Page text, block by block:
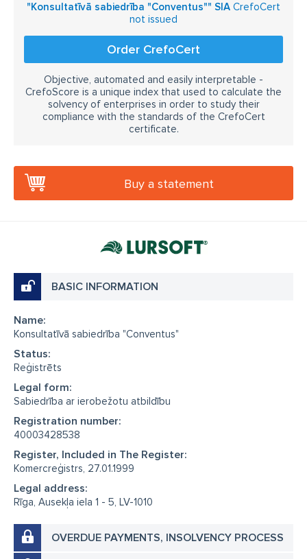
"Konsultatīvā sabiedrība "Conventus"" SIA CrefoCert
not issued
Order CrefoCert
Objective, automated and easily interpretable -
CrefoScore is a unique index that used to calculate the
solvency of enterprises in order to study their
compliance with the standards of the CrefoCert
certificate.
Buy a statement
BASIC INFORMATION
Name:
Konsultatīvā sabiedrība "Conventus"
Status:
Reģistrēts
Legal form:
Sabiedrība ar ierobežotu atbildību
Registration number:
40003428538
Register, Included in The Register:
Komercreģistrs, 27.01.1999
Legal address:
Rīga, Ausekļa iela 1 - 5, LV-1010
OVERDUE PAYMENTS, INSOLVENCY PROCESS